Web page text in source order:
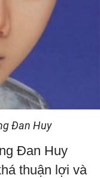
Đan Huy
Đan Huy
thuận lợi và